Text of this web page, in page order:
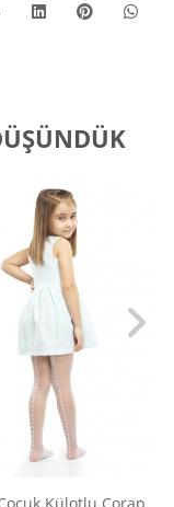
Külotlu Çorap